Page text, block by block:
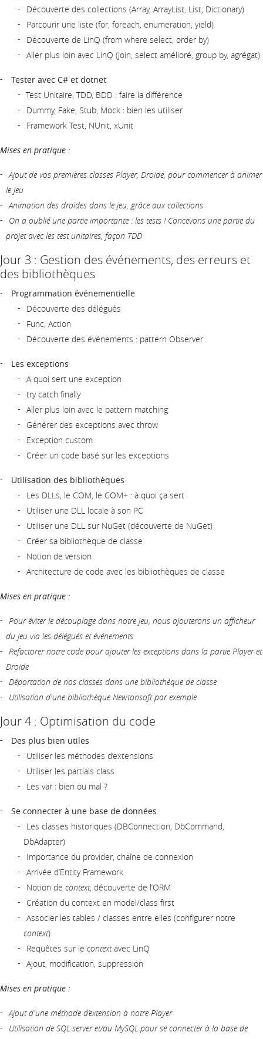
Découverte des collections (Array, ArrayList, List, Dictionary)
Parcourir une liste (for, foreach, enumeration, yield)
Découverte de LinQ (from where select, order by)
Aller plus loin avec LinQ (join, select amélioré, group by, agrégat)
Tester avec C# et dotnet
Test Unitaire, TDD, BDD : faire la différence
Dummy, Fake, Stub, Mock : bien les utiliser
Framework Test, NUnit, xUnit
Mises en pratique :
Ajout de vos premières classes Player, Droide, pour commencer à animer
le jeu
Animation des droïdes dans le jeu, grâce aux collections
On a oublié une partie importante : les tests ! Concevons une partie du
projet avec les test unitaires, façon TDD
Jour 3 : Gestion des événements, des erreurs et
des bibliothèques
Programmation événementielle
Découverte des délégués
Func, Action
Découverte des événements : pattern Observer
Les exceptions
A quoi sert une exception
try catch finally
Aller plus loin avec le pattern matching
Générer des exceptions avec throw
Exception custom
Créer un code basé sur les exceptions
Utilisation des bibliothèques
Les DLLs, le COM, le COM+ : à quoi ça sert
Utiliser une DLL locale à son PC
Utiliser une DLL sur NuGet (découverte de NuGet)
Créer sa bibliothèque de classe
Notion de version
Architecture de code avec les bibliothèques de classe
Mises en pratique :
Pour éviter le découplage dans notre jeu, nous ajouterons un afficheur
du jeu via les délégués et événements
Refactorer notre code pour ajouter les exceptions dans la partie Player et
Droide
Déportation de nos classes dans une bibliothèque de classe
Utilisation d'une bibliothèque Newtonsoft par exemple
Jour 4 : Optimisation du code
Des plus bien utiles
Utiliser les méthodes d’extensions
Utiliser les partials class
Les var : bien ou mal ?
Se connecter à une base de données
Les classes historiques (DBConnection, DbCommand,
DbAdapter)
Importance du provider, chaîne de connexion
Arrivée d’Entity Framework
Notion de context, découverte de l’ORM
Création du context en model/class first
Associer les tables / classes entre elles (configurer notre
context)
Requêtes sur le contextavec LinQ
Ajout, modification, suppression
Mises en pratique :
Ajout d'une méthode d’extension à notre Player
Utilisation de SQL server et/ou MySQL pour se connecter à la base de